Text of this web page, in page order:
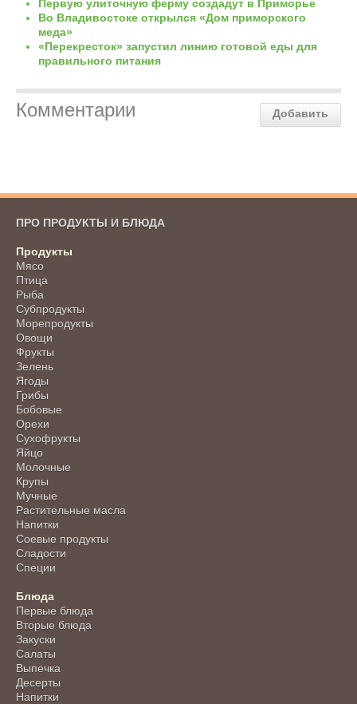
Первую улиточную ферму создадут в Приморье
Во Владивостоке открылся «Дом приморского
меда»
«Перекресток» запустил линию готовой еды для
правильного питания
Добавить
Комментарии
ПРО ПРОДУКТЫ И БЛЮДА
Продукты
Мясо
Птица
Рыба
Субпродукты
Морепродукты
Овощи
Фрукты
Зелень
Ягоды
Грибы
Бобовые
Орехи
Сухофрукты
Яйцо
Молочные
Крупы
Мучные
Растительные масла
Напитки
Соевые продукты
Сладости
Специи
Блюда
Первые блюда
Вторые блюда
Закуски
Салаты
Выпечка
Десерты
Напитки